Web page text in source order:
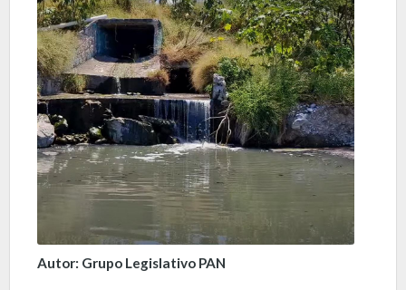
Autor: Grupo Legislativo PAN